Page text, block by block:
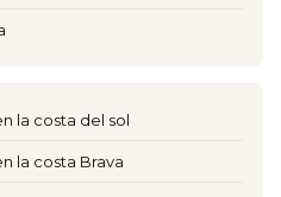
la costa del sol
la costa Brava